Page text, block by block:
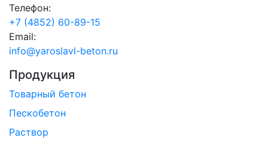
Телефон:
+7 (4852) 60-89-15
Email:
info@yaroslavl-beton.ru
Продукция
Товарный бетон
Пескобетон
Раствор